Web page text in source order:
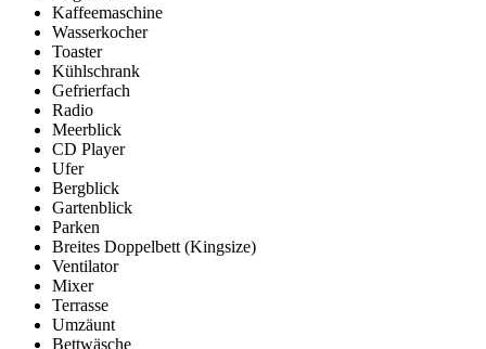
Kaffeemaschine
Wasserkocher
Toaster
Kühlschrank
Gefrierfach
Radio
Meerblick
CD Player
Ufer
Bergblick
Gartenblick
Parken
Breites Doppelbett (Kingsize)
Ventilator
Mixer
Terrasse
Umzäunt
Bettwäsche